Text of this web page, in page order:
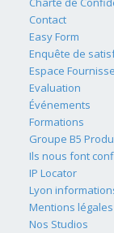
Contact
Easy Form
Enquête de
Espace
Evaluation
Événements
Formations
Groupe B5
Ils nous font
IP Locator
Lyon
Mentions légales
Nos Studios